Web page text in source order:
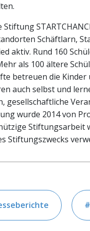
Stiftung
Schäftlarn,
aktiv. Rund 160
als 100 ältere
betreuen die Kinder
auch selbst und
gesellschaftliche
wurde 2014 von
Stiftungsarbeit
Stiftungszwecks